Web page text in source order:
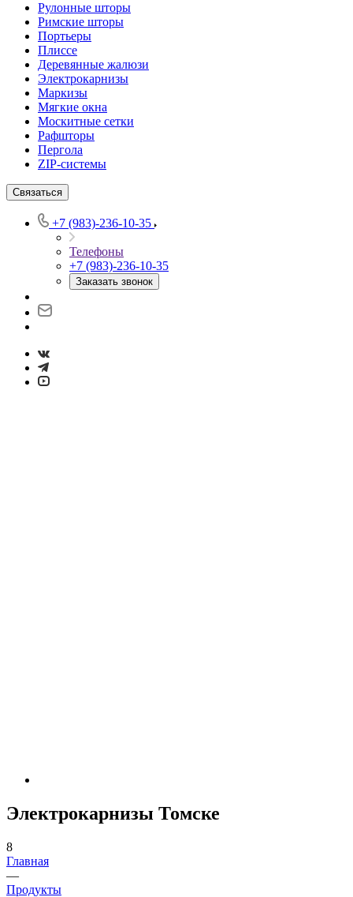
Рулонные шторы
Римские шторы
Портьеры
Плиссе
Деревянные жалюзи
Электрокарнизы
Маркизы
Мягкие окна
Москитные сетки
Рафшторы
Пергола
ZIP-системы
Связаться
+7 (983)-236-10-35
Телефоны
+7 (983)-236-10-35
Заказать звонок
Электрокарнизы Томске
8
Главная
—
Продукты